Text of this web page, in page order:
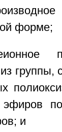
форме;
группы,
и